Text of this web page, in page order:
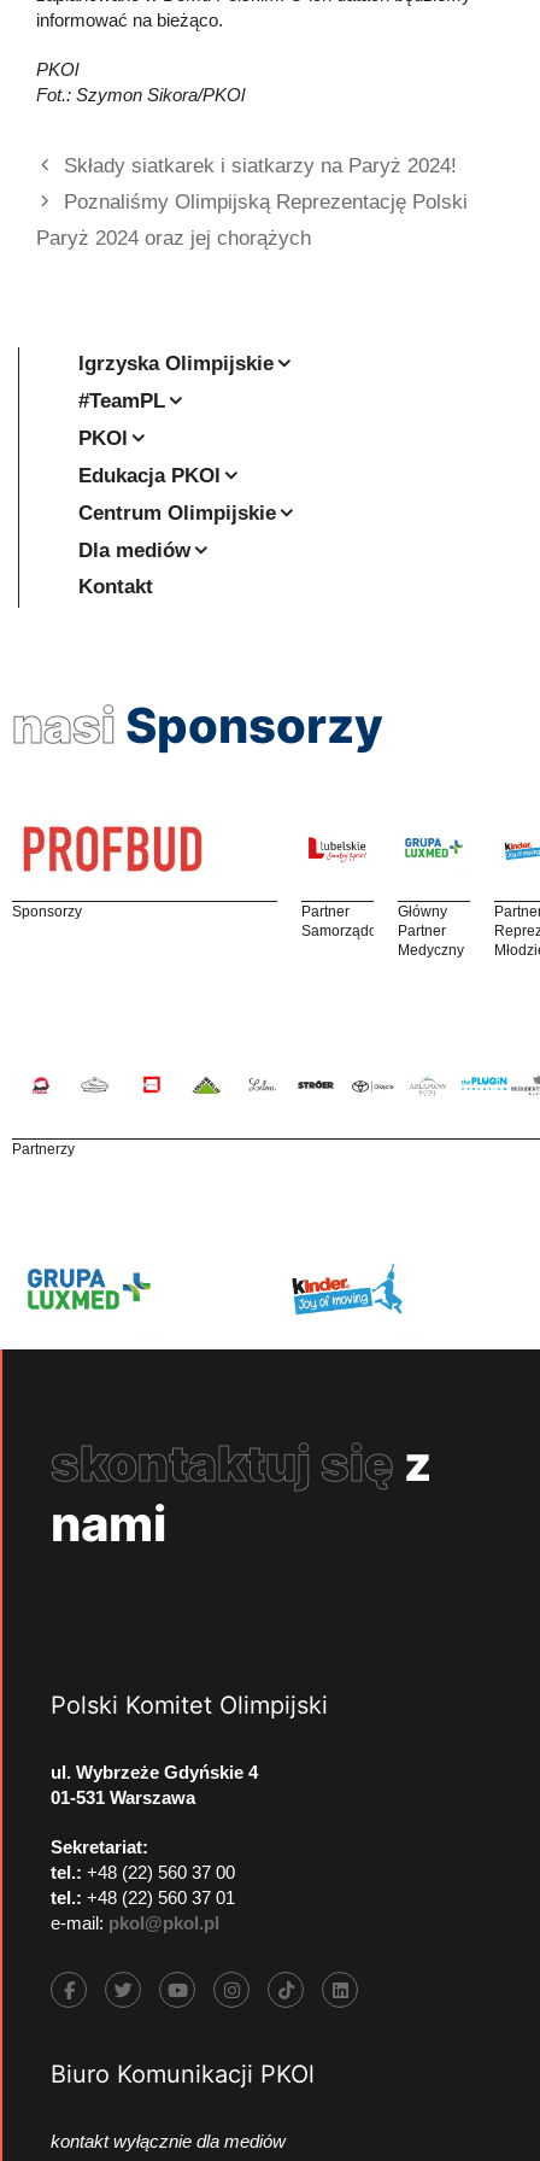
informować na bieżąco.
PKOl
Fot.: Szymon Sikora/PKOl
Składy siatkarek i siatkarzy na Paryż 2024!
Poznaliśmy Olimpijską Reprezentację Polski
Paryż 2024 oraz jej chorążych
Igrzyska Olimpijskie
#TeamPL
PKOl
Edukacja PKOl
Centrum Olimpijskie
Dla mediów
Kontakt
nasi Sponsorzy
Sponsorzy
Partner
Samorządowy
Główny
Partner
Medyczny
Partnerzy
skontaktuj się z
nami
Polski Komitet Olimpijski
ul. Wybrzeże Gdyńskie 4
01-531 Warszawa
Sekretariat:
tel.: +48 (22) 560 37 00
tel.: +48 (22) 560 37 01
e-mail: pkol@pkol.pl
Biuro Komunikacji PKOl
kontakt wyłącznie dla mediów